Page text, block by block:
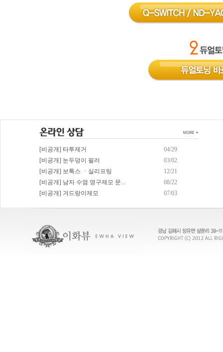
[비공개] 타투제거
04/29
[비공개] 눈두덩이 필러
03/02
[비공개] 보톡스 ㆍ실리프팅
12/21
[비공개] 남자 수염 영구제모 문...
08/22
[비공개] 겨드랑이제모
07/03